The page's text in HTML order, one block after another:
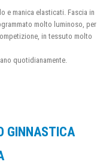
e manica elasticati. Fascia in
molto luminoso, per
in tessuto molto
quotidianamente.
GINNASTICA